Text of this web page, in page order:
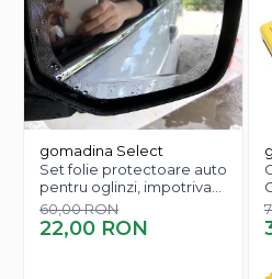
gomadina Select
Set folie protectoare auto
pentru oglinzi, impotriva
apei si aburului, Film
Protect
60,00 RON
22,00 RON